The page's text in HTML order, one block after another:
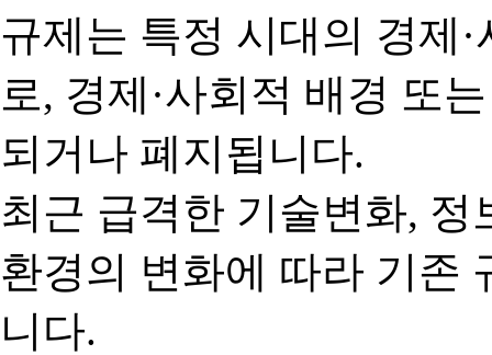
규제는 특정 시대의 경제
로, 경제·사회적 배경 또
되거나 폐지됩니다.
최근 급격한 기술변화,
환경의 변화에 따라 기존
니다.